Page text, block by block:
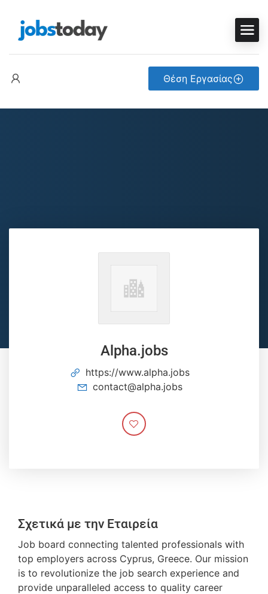
Θέση Εργασίας
Alpha.jobs
https://www.alpha.jobs
contact@alpha.jobs
Σχετικά με την Εταιρεία
Job board connecting talented professionals with
top employers across Cyprus, Greece. Our mission
is to revolutionize the job search experience and
provide unparalleled access to quality career